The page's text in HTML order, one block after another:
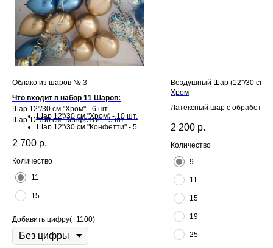
Облако из шаров № 3
Что входит в набор 11 Шаров:
Шар 12"/30 см "Хром" - 6 шт.
Шар 12"/30 см "Конфетти" - 5 шт.
Что входит в набор 15 Шаров:
Шар 12"/30 см "Хром" - 10 шт.
Шар 12"/30 см "Конфетти" - 5
2 700 р.
Количество
11
15
Добавить цифру(+1100)
Воздушный Шар (12''/30 см)
Хром
Латексный шар с
2 200 р.
Количество
9
11
15
19
25